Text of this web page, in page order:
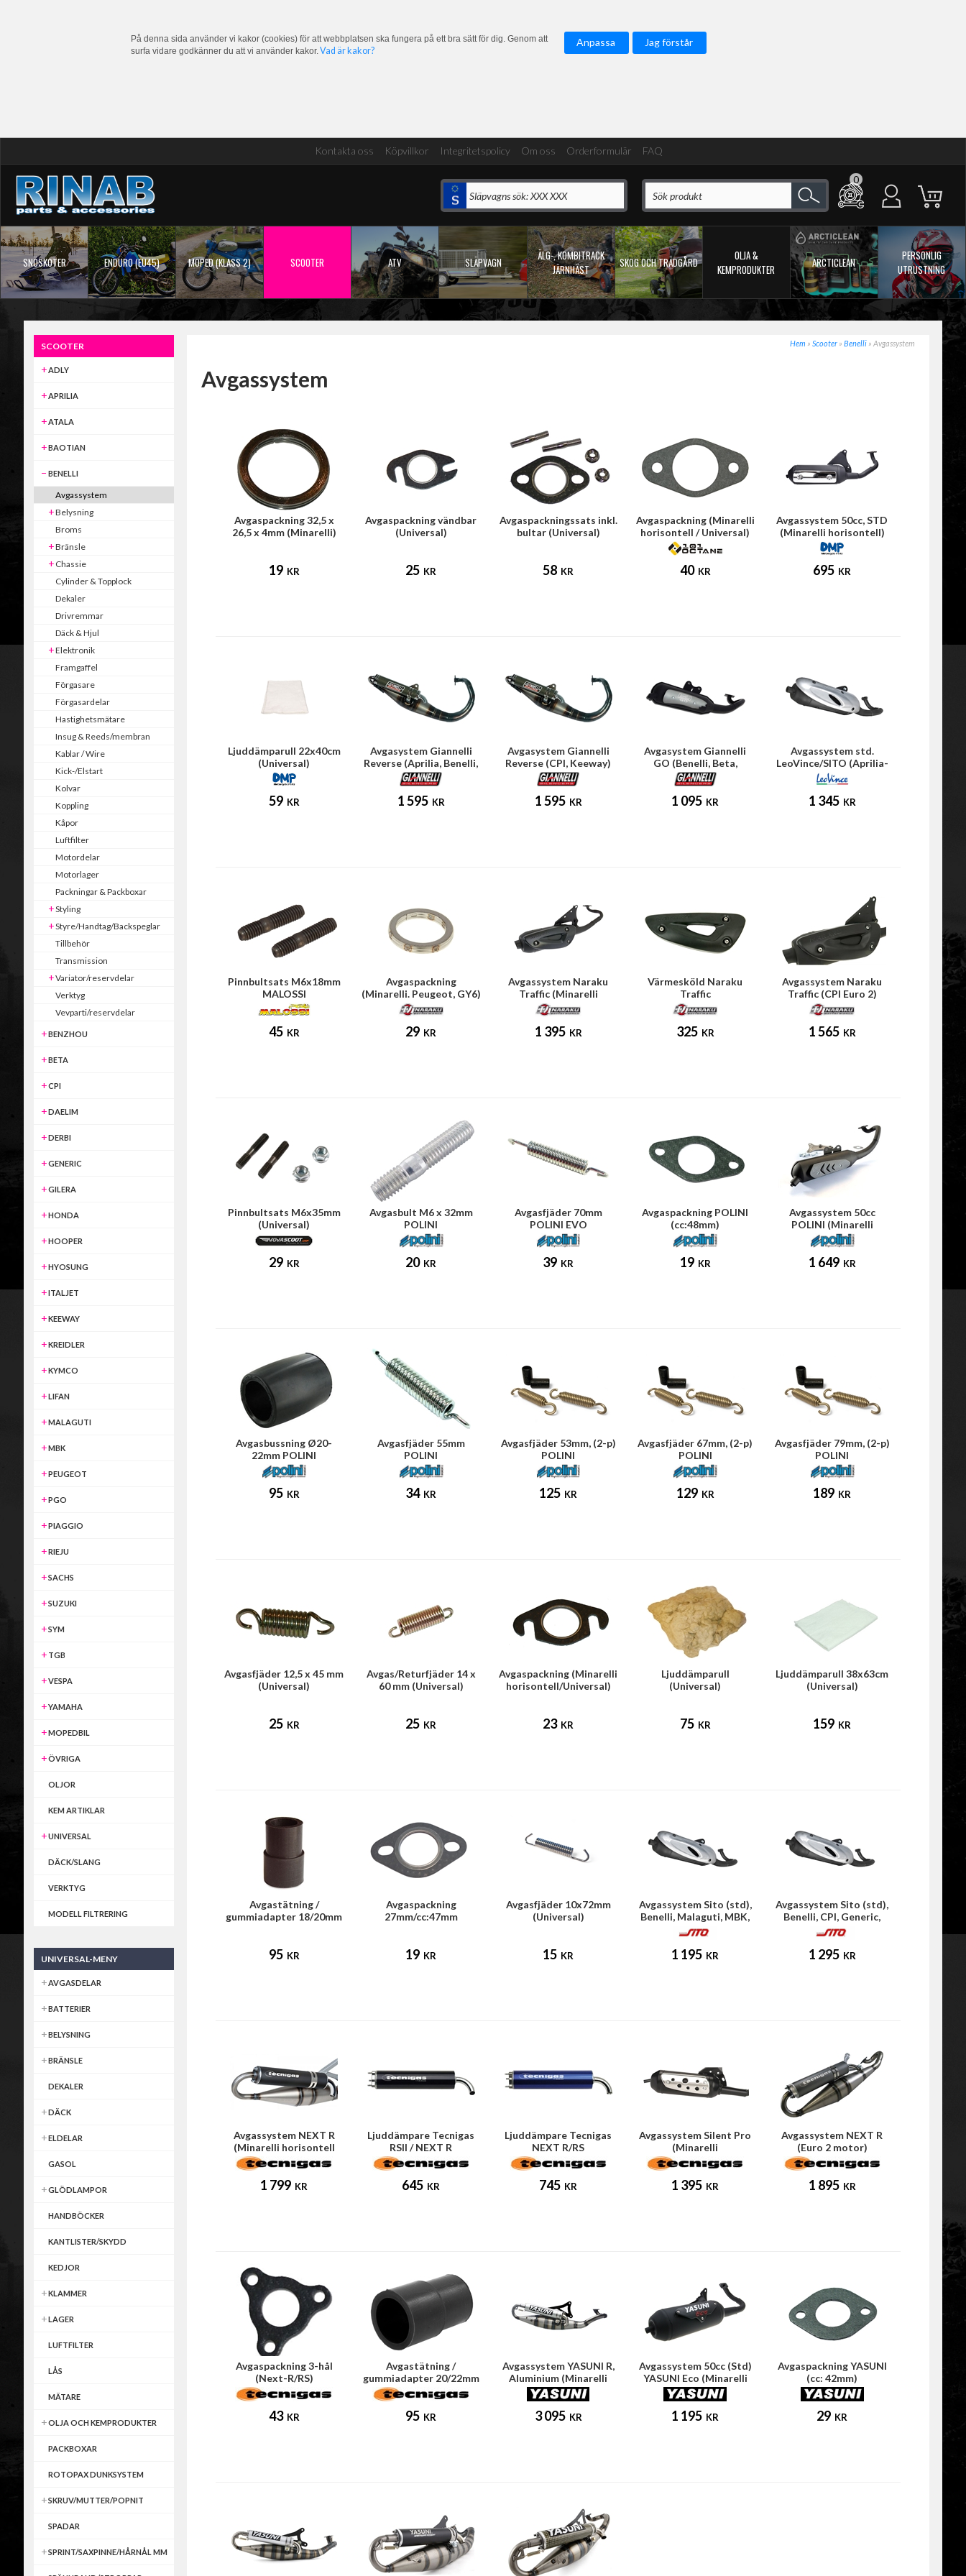
På denna sida använder vi kakor (cookies) för att webbplatsen ska fungera på ett bra sätt för dig. Genom att
surfa vidare godkänner du att vi använder kakor.Vad är kakor?
Anpassa Jag förstår
Kontakta oss Köpvillkor Integritetspolicy Om oss Orderformulär FAQ
0
SNÖSKOTER ENDURO (EU45) MOPED (KLASS 2) SCOOTER ATV SLÄPVAGN
ÄLG-, KOMBITRACK
JÄRNHÄST
SKOG OCH TRÄDGÅRD
OLJA &
KEMPRODUKTER
ARCTICLEAN
PERSONLIG
UTRUSTNING
SCOOTER
ADLY
APRILIA
ATALA
BAOTIAN
BENELLI
Avgassystem
Belysning
Broms
Bränsle
Chassie
Cylinder & Topplock
Dekaler
Drivremmar
Däck & Hjul
Elektronik
Framgaffel
Förgasare
Förgasardelar
Hastighetsmätare
Insug & Reeds/membran
Kablar / Wire
Kick-/Elstart
Kolvar
Koppling
Kåpor
Luftfilter
Motordelar
Motorlager
Packningar & Packboxar
Styling
Styre/Handtag/Backspeglar
Tillbehör
Transmission
Variator/reservdelar
Verktyg
Vevparti/reservdelar
BENZHOU
BETA
CPI
DAELIM
DERBI
GENERIC
GILERA
HONDA
HOOPER
HYOSUNG
ITALJET
KEEWAY
KREIDLER
KYMCO
LIFAN
MALAGUTI
MBK
PEUGEOT
PGO
PIAGGIO
RIEJU
SACHS
SUZUKI
SYM
TGB
VESPA
YAMAHA
MOPEDBIL
ÖVRIGA
OLJOR
KEM ARTIKLAR
UNIVERSAL
DÄCK/SLANG
VERKTYG
MODELL FILTRERING
UNIVERSAL-MENY
AVGASDELAR
BATTERIER
BELYSNING
BRÄNSLE
DEKALER
DÄCK
ELDELAR
GASOL
GLÖDLAMPOR
HANDBÖCKER
KANTLISTER/SKYDD
KEDJOR
KLAMMER
LAGER
LUFTFILTER
LÅS
MÄTARE
OLJA OCH KEMPRODUKTER
PACKBOXAR
ROTOPAX DUNKSYSTEM
SKRUV/MUTTER/POPNIT
SPADAR
SPRINT/SAXPINNE/HÅRNÅL MM
Hem » Scooter » Benelli » Avgassystem
Avgassystem
Avgaspackning 32,5 x
26,5 x 4mm (Minarelli)
19 KR
Avgaspackning vändbar
(Universal)
25 KR
Avgaspackningssats inkl.
bultar (Universal)
58 KR
Avgaspackning (Minarelli
horisontell / Universal)
40 KR
Avgassystem 50cc, STD
(Minarelli horisontell)
695 KR
Ljuddämparull 22x40cm
(Universal)
59 KR
Avgasystem Giannelli
Reverse (Aprilia, Benelli,
MBK, Yamaha)
1 595 KR
Avgasystem Giannelli
Reverse (CPI, Keeway)
1 595 KR
Avgasystem Giannelli
GO (Benelli, Beta,
Malaguti, Rieju)
1 095 KR
Avgassystem std.
LeoVince/SITO (Aprilia-
Morini)
1 345 KR
Pinnbultsats M6x18mm
MALOSSI
45 KR
Avgaspackning
(Minarelli. Peugeot, GY6)
29 KR
Avgassystem Naraku
Traffic (Minarelli
horisontell)
1 395 KR
Värmesköld Naraku
Traffic
325 KR
Avgassystem Naraku
Traffic (CPI Euro 2)
1 565 KR
Pinnbultsats M6x35mm
(Universal)
29 KR
Avgasbult M6 x 32mm
POLINI
20 KR
Avgasfjäder 70mm
POLINI EVO
39 KR
Avgaspackning POLINI
(cc:48mm)
19 KR
Avgassystem 50cc
POLINI (Minarelli
horisontell)
1 649 KR
Avgasbussning Ø20-
22mm POLINI
95 KR
Avgasfjäder 55mm
POLINI
34 KR
Avgasfjäder 53mm, (2-p)
POLINI
125 KR
Avgasfjäder 67mm, (2-p)
POLINI
129 KR
Avgasfjäder 79mm, (2-p)
POLINI
189 KR
Avgasfjäder 12,5 x 45 mm
(Universal)
25 KR
Avgas/Returfjäder 14 x
60 mm (Universal)
25 KR
Avgaspackning (Minarelli
horisontell/Universal)
23 KR
Ljuddämparull
(Universal)
75 KR
Ljuddämparull 38x63cm
(Universal)
159 KR
Avgastätning /
gummiadapter 18/20mm
95 KR
Avgaspackning
27mm/cc:47mm
19 KR
Avgasfjäder 10x72mm
(Universal)
15 KR
Avgassystem Sito (std),
Benelli, Malaguti, MBK,
Rieju, Yamaha
1 195 KR
Avgassystem Sito (std),
Benelli, CPI, Generic,
Keeway
1 295 KR
Avgassystem NEXT R
(Minarelli horisontell
motor)
1 799 KR
Ljuddämpare Tecnigas
RSII / NEXT R
645 KR
Ljuddämpare Tecnigas
NEXT R/RS
745 KR
Avgassystem Silent Pro
(Minarelli
liggande/horisontell)
1 395 KR
Avgassystem NEXT R
(Euro 2 motor)
1 895 KR
Avgaspackning 3-hål
(Next-R/RS)
43 KR
Avgastätning /
gummiadapter 20/22mm
(Tecnigas E-NOX)
95 KR
Avgassystem YASUNI R,
Aluminium (Minarelli
horisontell)
3 095 KR
Avgassystem 50cc (Std)
YASUNI Eco (Minarelli
horisontell)
1 195 KR
Avgaspackning YASUNI
(cc: 42mm)
29 KR